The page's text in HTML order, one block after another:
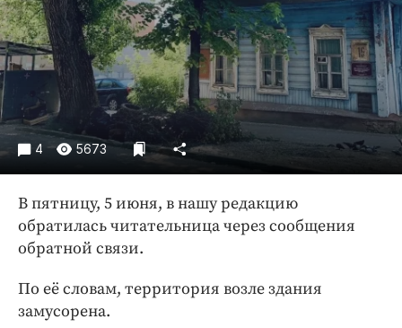
Общество
Погода
Праздники
Происшествия
Спорт
Экономика и бизнес
ПРОЕКТЫ
Блоги
Издания
Интересное чтиво
Клиника года
4 5673
В пятницу, 5 июня, в нашу редакцию
обратилась читательница через сообщения
обратной связи.
По её словам, территория возле здания
замусорена.